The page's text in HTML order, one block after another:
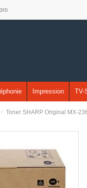
Impression TV-
Toner SHARP Original MX-